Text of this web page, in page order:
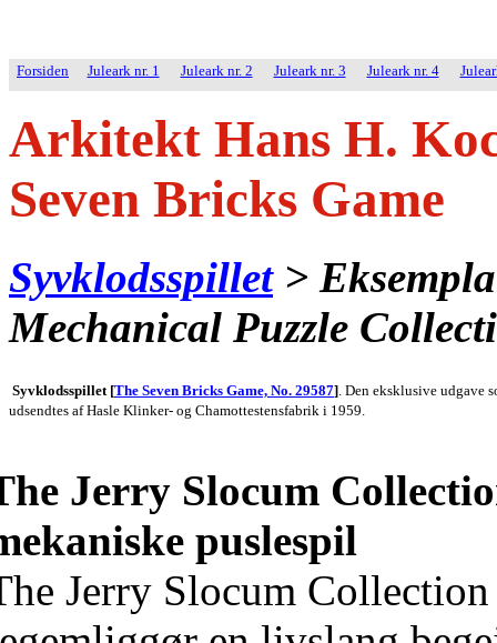
Forsiden Juleark nr. 1 Juleark nr. 2 Juleark nr. 3 Juleark nr. 4
Arkitekt Hans H.
Seven Bricks Game
Syvklodsspillet>
Mechanical Puzzle
Syvklodsspillet [The Seven Bricks Game, No. 29587] . Den eksklusive udgave
udsendtes af Hasle Klinker- og Chamottestensfabrik i 1959.
Jerry Slocum
puslespil
Jerry Slocum